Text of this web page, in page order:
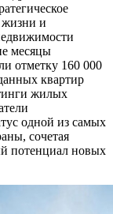
жизни и
месяцы
отметку 160 000
квартир
жилых
одной из самых
сочетая
потенциал новых